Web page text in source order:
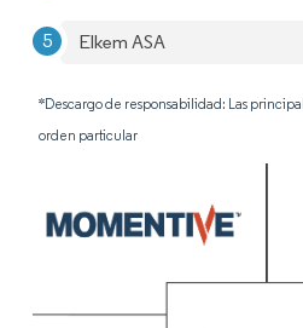
Elkem ASA
*Descargo de responsabilidad: Las
orden particular